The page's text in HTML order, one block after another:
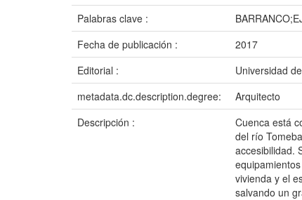
Palabras clave :
Fecha de publicación :
2017
Editorial :
Universidad
metadata.dc.description.degree:
Arquitecto
Descripción :
Cuenca está
del río
accesibilidad.
vivienda y el
salvando un